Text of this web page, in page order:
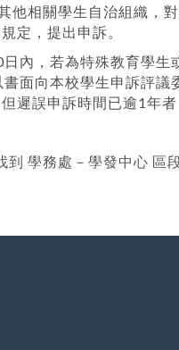
相關學生自治組織，
定，提出申訴。
內，若為特殊教育學
面向本校學生申訴評議
遲誤申訴時間已逾1年者
到 學務處－學發中心 區